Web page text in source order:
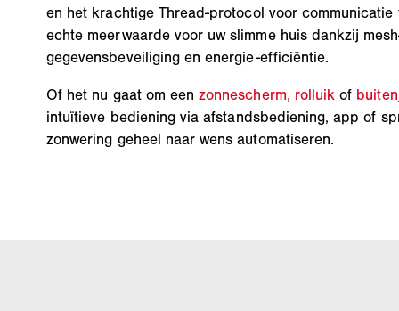
en het krachtige Thread-protocol voor
echte meerwaarde voor uw slimme huis dankzij
gegevensbeveiliging en energie-efficiëntie.
Of het nu gaat om eenzonnescherm, rolluik of
intuïtieve bediening via afstandsbediening, app of
zonwering geheel naar wens automatiseren.